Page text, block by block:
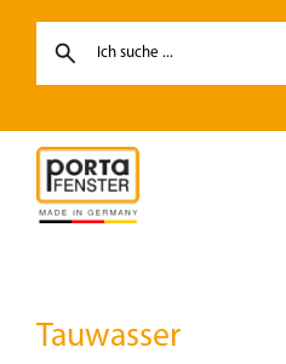
Skip
Haustüren
Tauwasser